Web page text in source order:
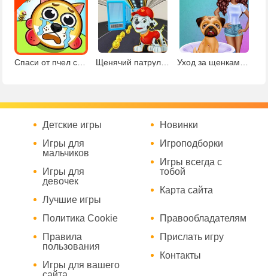
Спаси от пчел собаку Щенячий патруль: Сабвей Серф
Детские игры
Игры для
мальчиков
Игры для
девочек
Лучшие игры
Новинки
Игроподборки
Игры всегда с
тобой
Карта сайта
Политика Cookie
Правила
пользования
Игры для вашего
Правообладателям
Прислать игру
Контакты